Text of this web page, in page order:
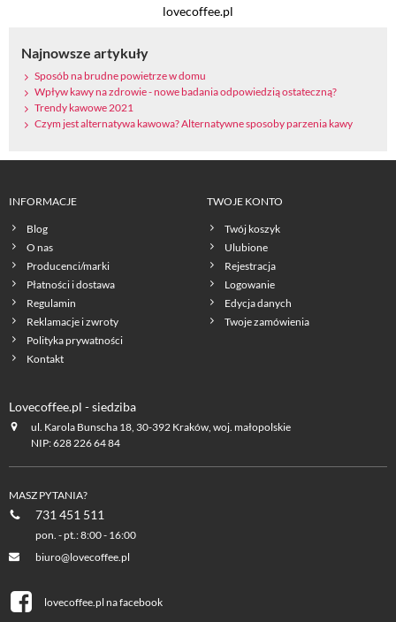
Najnowsze artykuły
Sposób na brudne powietrze w domu
Wpływ kawy na zdrowie - nowe badania odpowiedzią ostateczną?
Trendy kawowe 2021
Czym jest alternatywa kawowa? Alternatywne sposoby parzenia kawy
lovecoffee.pl
INFORMACJE
Blog
O nas
Producenci/marki
Płatności i dostawa
Regulamin
Reklamacje i zwroty
Polityka prywatności
Kontakt
TWOJE KONTO
Twój koszyk
Ulubione
Rejestracja
Logowanie
Edycja danych
Twoje zamówienia
Lovecoffee.pl - siedziba
ul. Karola Bunscha 18, 30-392 Kraków, woj. małopolskie
NIP: 628 226 64 84
MASZ PYTANIA?
731 451 511
pon. - pt.: 8:00 - 16:00
biuro@lovecoffee.pl
lovecoffee.pl na facebook